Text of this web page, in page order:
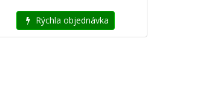
Rýchla objednávka